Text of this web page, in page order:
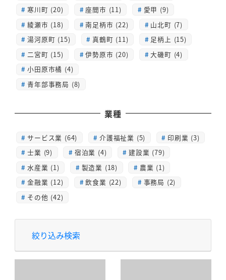
寒川町 (20)
座間市 (11)
愛甲 (9)
綾瀬市 (18)
南足柄市 (22)
山北町 (7)
湯河原町 (15)
真鶴町 (11)
足柄上 (15)
二宮町 (15)
伊勢原市 (20)
大磯町 (4)
小田原市橘 (4)
青年部事務局 (8)
業種
サービス業 (64) 介護福祉業 (5)
印刷業 (3)
士業 (9)
宿泊業 (4)
建設業 (79)
水産業 (1)
製造業 (18)
農業 (1)
金融業 (12)
飲食業 (22)
事務局 (2)
その他 (42)
絞り込み検索